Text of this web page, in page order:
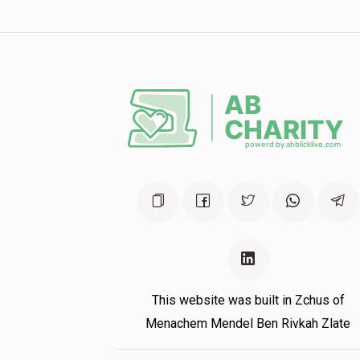
This website was built in Zchus of
Menachem Mendel Ben Rivkah Zlate